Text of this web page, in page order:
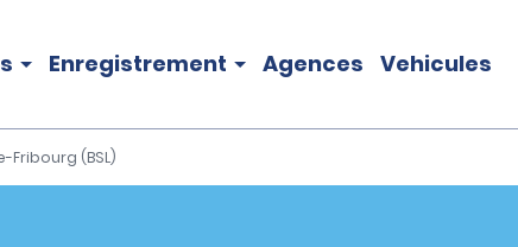
Enregistrement Agences Vehicules
Fribourg (BSL)